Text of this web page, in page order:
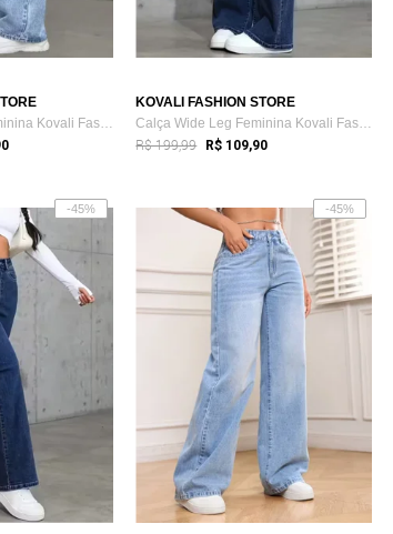
Calça Wide Leg Feminina Kovali Fashion S...
KOVALI FASHION STORE
Calça Wide Leg Feminina Kovali Fashion S...
R$ 199,99 R$ 109,90
-45% -45%